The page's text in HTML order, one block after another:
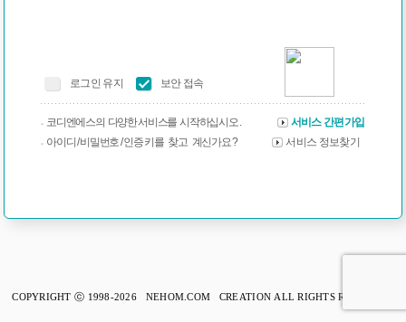
로그인 유지 보안 접속
코디엔에스의 다양한 서비스를 시작하십시오 .
서비스 간편가입
아이디 / 비밀번호 / 인증 키를 찾고 계신가요 ?
서비스 정보찾기
COPYRIGHT ⓒ 1998-2026 NEHOM.COM CREATION ALL RIGHTS RESERVED.